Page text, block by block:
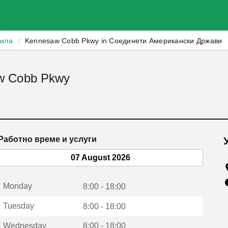
/ Kennesaw Cobb Pkwy in Соединети Американски Држави
Cobb Pkwy
време и услуги
07 August 2026
Monday 8:00 - 18:00
Tuesday 8:00 - 18:00
Wednesday 8:00 - 18:00